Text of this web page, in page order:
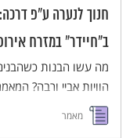
חנוך לנערה ע"פ
ב"חיידר" במזרח
מה עשו הבנות
הוויות אביי ורבה?
הבנות במסגרת החדר
המאה ה-19 ועד למלחמת העולם הראשונה
מאמר